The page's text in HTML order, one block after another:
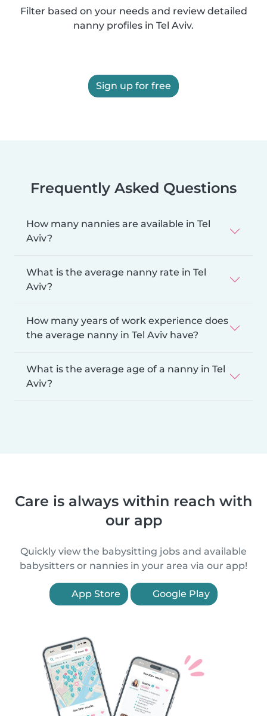
Filter based on your needs and review detailed
nanny profiles in Tel Aviv.
Sign up for free
Frequently Asked Questions
How many nannies are available in Tel
Aviv?
What is the average nanny rate in Tel
Aviv?
How many years of work experience does
the average nanny in Tel Aviv have?
What is the average age of a nanny in Tel
Aviv?
Care is always within reach with
our app
Quickly view the babysitting jobs and available
babysitters or nannies in your area via our app!
App Store Google Play